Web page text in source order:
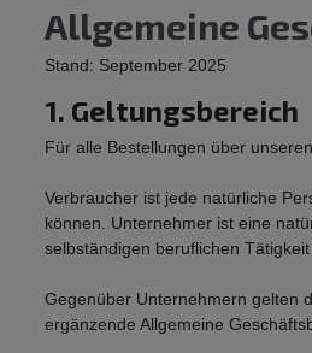
Allgemeine
Stand: September 2025
1. Geltungsbereich
Für alle Bestellungen über
Verbraucher ist jede natürliche
können. Unternehmer ist eine
selbständigen beruflichen
Gegenüber Unternehmern gelten
ergänzende Allgemeine